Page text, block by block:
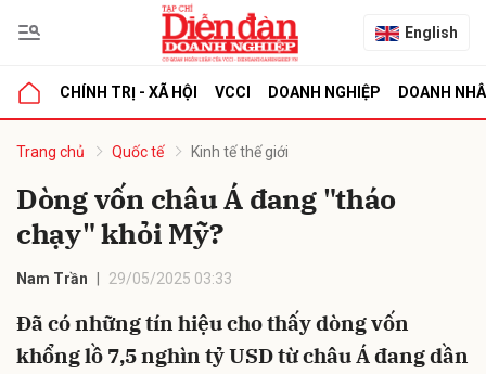
English
CHÍNH TRỊ - XÃ HỘI VCCI DOANH NGHIỆP DOANH
Trang chủ Quốc tế Kinh tế thế giới
Dòng vốn châu Á đang "tháo
chạy" khỏi Mỹ?
Nam Trần 29/05/2025 03:33
Đã có những tín hiệu cho thấy dòng vốn
khổng lồ 7,5 nghìn tỷ USD từ châu Á đang dần
luận
Hủy